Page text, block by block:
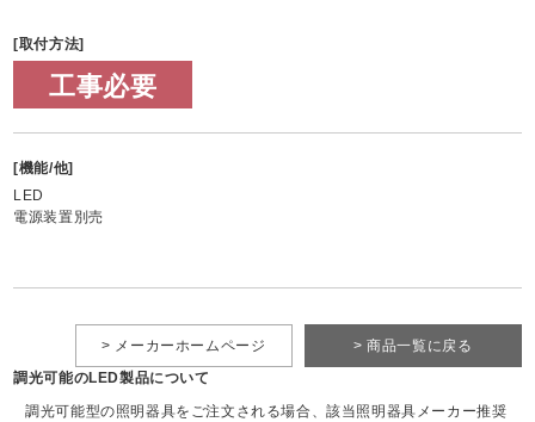
[取付方法]
工事必要
[機能/他]
LED
電源装置別売
> 商品一覧に戻る
> メーカーホームページ
調光可能のLED製品について
調光可能型の照明器具をご注文される場合、該当照明器具メーカー推奨